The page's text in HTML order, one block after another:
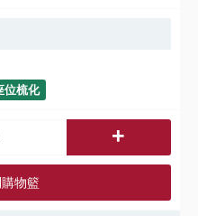
位梳化
+
物籃